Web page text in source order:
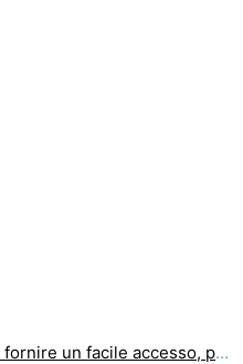
accesso, più immagazzinaggio su moto